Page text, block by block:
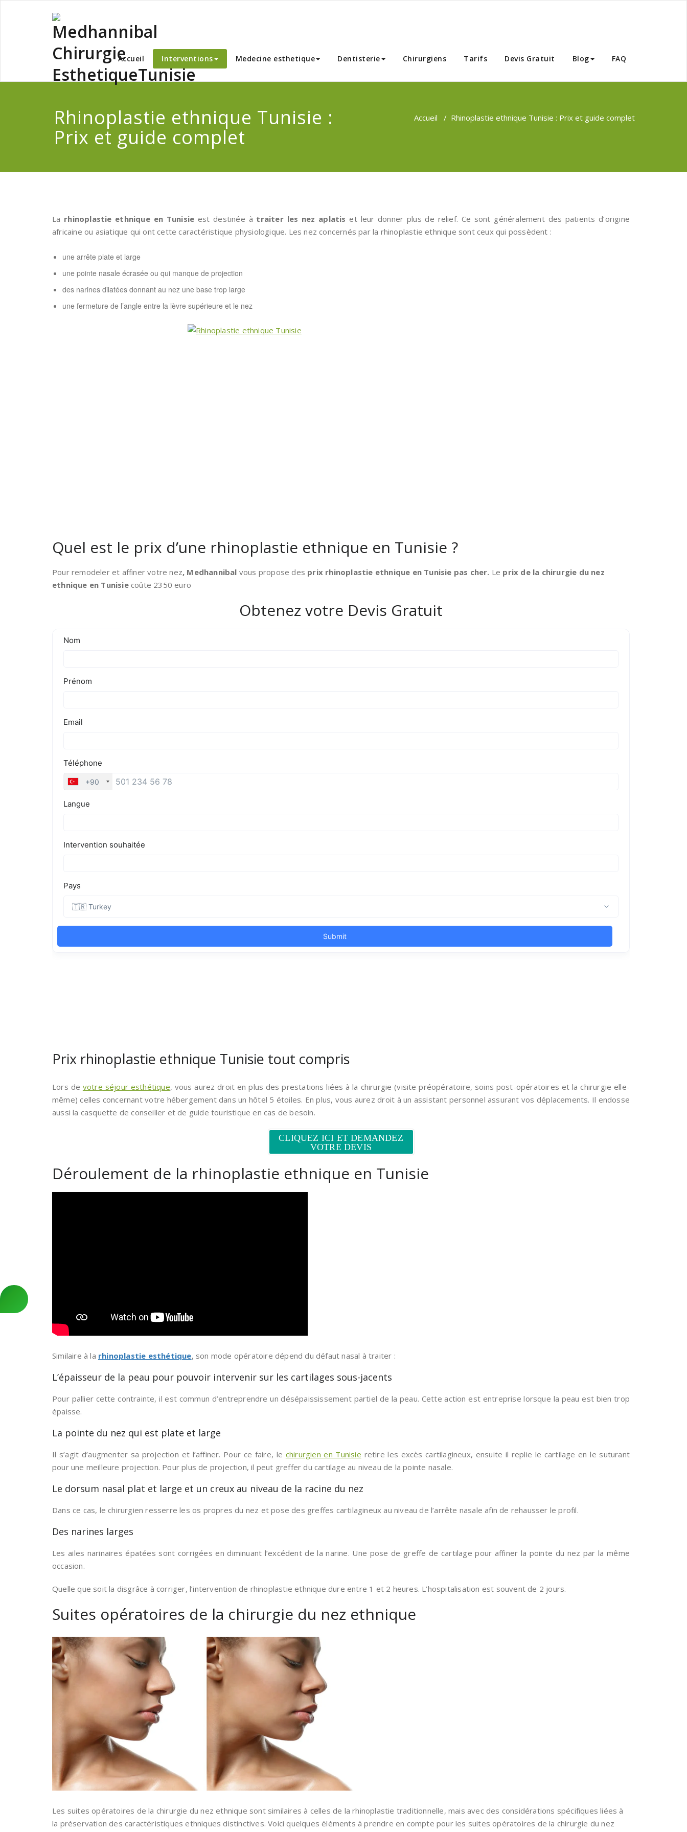
Accueil Interventions Medecine esthetique Dentisterie Chirurgiens Tarifs Devis Gratuit Blog FAQ
Rhinoplastie ethnique Tunisie :
Prix et guide complet
Accueil / Rhinoplastie ethnique Tunisie : Prix et guide complet
La rhinoplastie ethnique en Tunisie est destinée à traiter les nez aplatis et leur donner plus de relief. Ce sont généralement des patients d’origine
africaine ou asiatique qui ont cette caractéristique physiologique. Les nez concernés par la rhinoplastie ethnique sont ceux qui possèdent :
une arrête plate et large
une pointe nasale écrasée ou qui manque de projection
des narines dilatées donnant au nez une base trop large
une fermeture de l’angle entre la lèvre supérieure et le nez
Quel est le prix d’une rhinoplastie ethnique en Tunisie ?
Pour remodeler et affiner votre nez, Medhannibal vous propose des prix rhinoplastie ethnique en Tunisie pas cher. Le prix de la chirurgie du nez
ethnique en Tunisie coûte 2350 euro
Obtenez votre Devis Gratuit
Prix rhinoplastie ethnique Tunisie tout compris
Lors de votre séjour esthétique, vous aurez droit en plus des prestations liées à la chirurgie (visite préopératoire, soins post-opératoires et la chirurgie elle-
même) celles concernant votre hébergement dans un hôtel 5 étoiles. En plus, vous aurez droit à un assistant personnel assurant vos déplacements. Il endosse
aussi la casquette de conseiller et de guide touristique en cas de besoin.
CLIQUEZ ICI ET DEMANDEZ
VOTRE DEVIS
Déroulement de la rhinoplastie ethnique en Tunisie
Similaire à la rhinoplastie esthétique, son mode opératoire dépend du défaut nasal à traiter :
L’épaisseur de la peau pour pouvoir intervenir sur les cartilages sous-jacents
Pour pallier cette contrainte, il est commun d’entreprendre un désépaississement partiel de la peau. Cette action est entreprise lorsque la peau est bien trop
épaisse.
La pointe du nez qui est plate et large
Il s’agit d’augmenter sa projection et l’affiner. Pour ce faire, le chirurgien en Tunisie retire les excès cartilagineux, ensuite il replie le cartilage en le suturant
pour une meilleure projection. Pour plus de projection, il peut greffer du cartilage au niveau de la pointe nasale.
Le dorsum nasal plat et large et un creux au niveau de la racine du nez
Dans ce cas, le chirurgien resserre les os propres du nez et pose des greffes cartilagineux au niveau de l’arrête nasale afin de rehausser le profil.
Des narines larges
Les ailes narinaires épatées sont corrigées en diminuant l’excédent de la narine. Une pose de greffe de cartilage pour affiner la pointe du nez par la même
occasion.
Quelle que soit la disgrâce à corriger, l’intervention de rhinoplastie ethnique dure entre 1 et 2 heures. L’hospitalisation est souvent de 2 jours.
Suites opératoires de la chirurgie du nez ethnique
Les suites opératoires de la chirurgie du nez ethnique sont similaires à celles de la rhinoplastie traditionnelle, mais avec des considérations spécifiques liées à
la préservation des caractéristiques ethniques distinctives. Voici quelques éléments à prendre en compte pour les suites opératoires de la chirurgie du nez